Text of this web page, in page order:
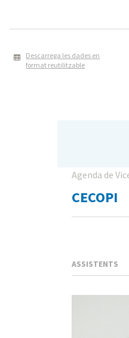
Descarrega les dades en
format reutilitzable
Agenda de
CECOPI
ASSISTENTS